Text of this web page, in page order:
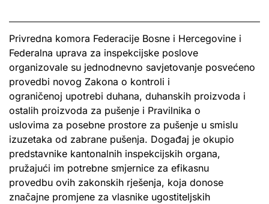
Privredna komora Federacije Bosne i Hercegovine i
Federalna uprava za inspekcijske poslove
organizovale su jednodnevno savjetovanje posvećeno
provedbi novog Zakona o kontroli i
ograničenoj upotrebi duhana, duhanskih proizvoda i
ostalih proizvoda za pušenje i Pravilnika o
uslovima za posebne prostore za pušenje u smislu
izuzetaka od zabrane pušenja. Događaj je okupio
predstavnike kantonalnih inspekcijskih organa,
pružajući im potrebne smjernice za efikasnu
provedbu ovih zakonskih rješenja, koja donose
značajne promjene za vlasnike ugostiteljskih